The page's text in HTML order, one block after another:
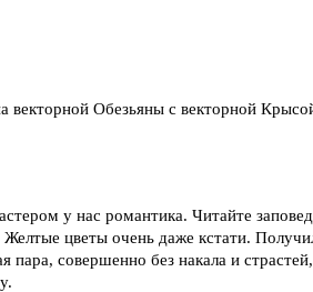
векторной Обезьяны с векторной
у нас романтика. Читайте
Желтые цветы очень даже кстати.
пара, совершенно без накала и